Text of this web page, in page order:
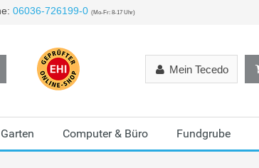
06036-726199-0 (Mo-Fr: 8-17 Uhr)
Mein Tecedo
Computer & Büro Fundgrube